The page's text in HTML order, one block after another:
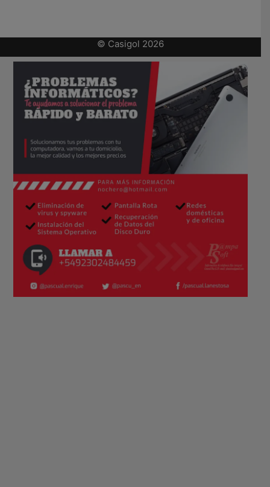
© Casigol 2026